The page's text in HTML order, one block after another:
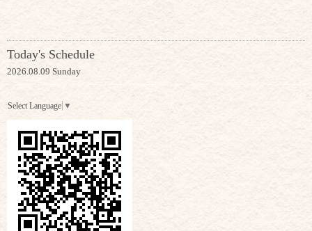
Today's Schedule
2026.08.09 Sunday
Select Language ▼